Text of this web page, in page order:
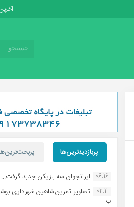
آخرین
پربازدیدترین‌ها
06:16 ایرانجوان سه بازیکن جدید گرفت...
02:11
تصاویر تمرین شاهین شهردارى
ب...